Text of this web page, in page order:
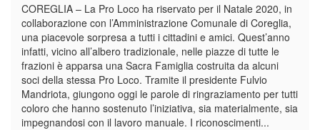
COREGLIA – La Pro Loco ha riservato per il Natale 2020, in
collaborazione con l’Amministrazione Comunale di Coreglia,
una piacevole sorpresa a tutti i cittadini e amici. Quest’anno
infatti, vicino all’albero tradizionale, nelle piazze di tutte le
frazioni è apparsa una Sacra Famiglia costruita da alcuni
soci della stessa Pro Loco. Tramite il presidente Fulvio
Mandriota, giungono oggi le parole di ringraziamento per tutti
coloro che hanno sostenuto l’iniziativa, sia materialmente, sia
impegnandosi con il lavoro manuale. I riconoscimenti...